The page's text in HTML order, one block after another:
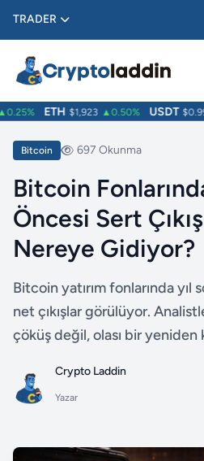
TRADER
ETH $1,923 ▲0.50% USDT
Bitcoin 697 Okunma
Bitcoin
Öncesi Sert
Nereye Gidiyor?
Bitcoin yatırım fonlarında
net çıkışlar görülüyor.
çöküş değil, olası bir yeniden
Crypto Laddin
Yazar